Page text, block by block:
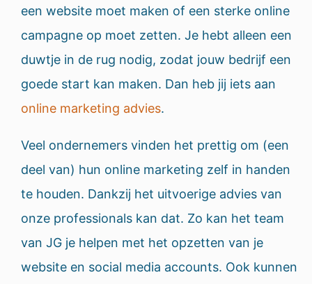
een website moet maken of een sterke online
campagne op moet zetten. Je hebt alleen een
duwtje in de rug nodig, zodat jouw bedrijf een
goede start kan maken. Dan heb jij iets aan
online marketing advies.
Veel ondernemers vinden het prettig om (een
deel van) hun online marketing zelf in handen
te houden. Dankzij het uitvoerige advies van
onze professionals kan dat. Zo kan het team
van JG je helpen met het opzetten van je
website en social media accounts. Ook kunnen